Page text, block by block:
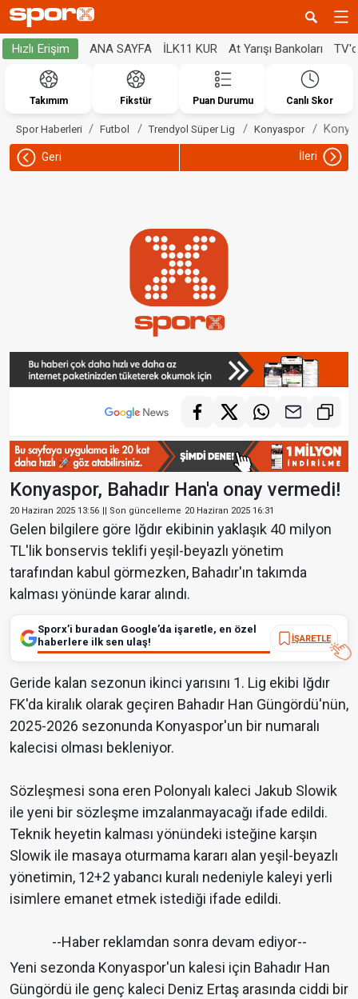
Hızlı Erişim ANA SAYFA İLK11 KUR At Yarışı Bankoları
Takımım Fikstür Puan Durumu Canlı Skor
Spor Haberleri Futbol Trendyol Süper Lig Konyaspor
Geri İleri
Konyaspor, Bahadır Han'a onay vermedi!
20 Haziran 2025 13:56 || Son güncelleme 20 Haziran 2025 16:31
Gelen bilgilere göre Iğdır ekibinin yaklaşık 40 milyon
TL'lik bonservis teklifi yeşil-beyazlı yönetim
tarafından kabul görmezken, Bahadır'ın takımda
kalması yönünde karar alındı.
Sporx’i buradan Google’da işaretle, en özel
haberlere ilk sen ulaş!
İŞARETLE
Geride kalan sezonun ikinci yarısını 1. Lig ekibi Iğdır
FK'da kiralık olarak geçiren Bahadır Han Güngördü'nün,
2025-2026 sezonunda Konyaspor'un bir numaralı
kalecisi olması bekleniyor.
Sözleşmesi sona eren Polonyalı kaleci Jakub Slowik
ile yeni bir sözleşme imzalanmayacağı ifade edildi.
Teknik heyetin kalması yönündeki isteğine karşın
Slowik ile masaya oturmama kararı alan yeşil-beyazlı
yönetimin, 12+2 yabancı kuralı nedeniyle kaleyi yerli
isimlere emanet etmek istediği ifade edildi.
--Haber reklamdan sonra devam ediyor--
Yeni sezonda Konyaspor'un kalesi için Bahadır Han
Güngördü ile genç kaleci Deniz Ertaş arasında ciddi bir